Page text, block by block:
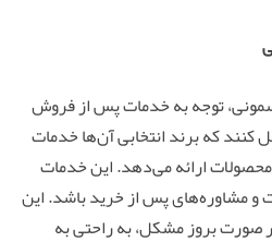
توجه به خدمات پس از فروش
کنند که برند انتخابی آن‌ها خدمات
ارائه می‌دهد. این خدمات
و مشاوره‌های پس از خرید باشد. این
صورت بروز مشکل، به راحتی به